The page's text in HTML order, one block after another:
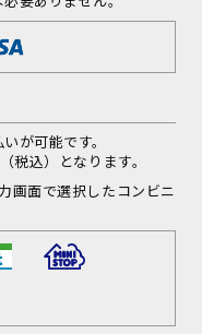
が可能です。
税込）となります。
画面で選択したコンビニ